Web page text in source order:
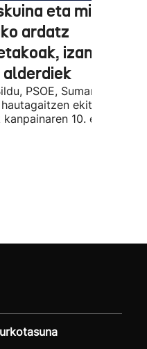
eta
ardatz
izan dituzte
alderdiek
PSOE, Sumar, PP eta
ekitaldi
10. egunean.